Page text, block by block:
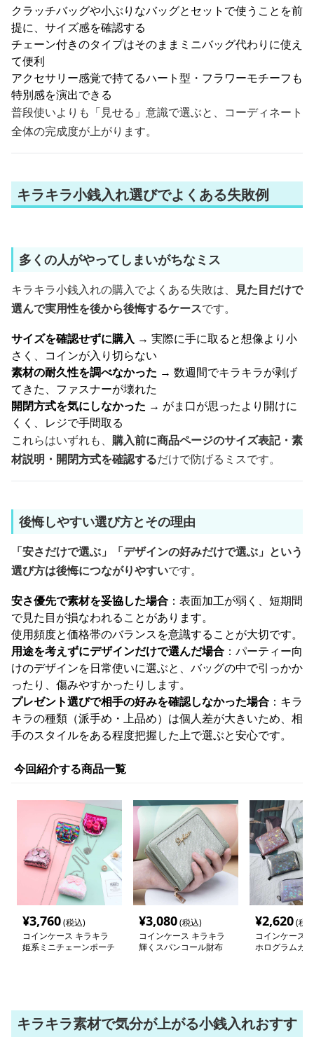
クラッチバッグや小ぶりなバッグとセットで使うことを前
提に、サイズ感を確認する
チェーン付きのタイプはそのままミニバッグ代わりに使え
て便利
アクセサリー感覚で持てるハート型・フラワーモチーフも
特別感を演出できる
普段使いよりも「見せる」意識で選ぶと、コーディネート
全体の完成度が上がります。
キラキラ小銭入れ選びでよくある失敗例
多くの人がやってしまいがちなミス
キラキラ小銭入れの購入でよくある失敗は、
見た目だけで
選んで実用性を後から後悔するケースです。
サイズを確認せずに購入 → 実際に手に取ると想像より小
さく、コインが入り切らない
素材の耐久性を調べなかった → 数週間でキラキラが剥げ
てきた、ファスナーが壊れた
開閉方式を気にしなかった → がま口が思ったより開けに
くく、レジで手間取る
これらはいずれも、 購入前に商品ページのサイズ表記・素
材説明・開閉方式を確認するだけで防げるミスです。
後悔しやすい選び方とその理由
「安さだけで選ぶ」「デザインの好みだけで選ぶ」という
選び方は後悔につながりやすいです。
安さ優先で素材を妥協した場合 ：表面加工が弱く、短期間
で見た目が損なわれることがあります。
使用頻度と価格帯のバランスを意識することが大切です。
用途を考えずにデザインだけで選んだ場合 ：パーティー向
けのデザインを日常使いに選ぶと、バッグの中で引っかか
ったり、傷みやすかったりします。
プレゼント選びで相手の好みを確認しなかった場合 ：キラ
キラの種類（派手め・上品め）は個人差が大きいため、相
手のスタイルをある程度把握した上で選ぶと安心です。
今回紹介する商品一覧
¥3,760(税込)
コインケース キラキラ
姫系ミニチェーンポーチ
¥3,080(税込)
コインケース キラキラ
輝くスパンコール財布
¥2,620(税
コインケース
ホログラムカ
キラキラ素材で気分が上がる小銭入れおすす